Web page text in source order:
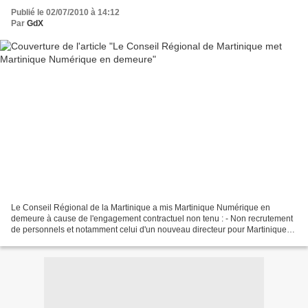
Publié le 02/07/2010 à 14:12
Par GdX
Le Conseil Régional de la Martinique a mis Martinique Numérique en
demeure à cause de l'engagement contractuel non tenu : - Non recrutement
de personnels et notamment celui d'un nouveau directeur pour Martinique